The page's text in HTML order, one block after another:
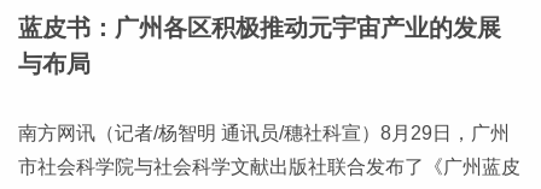
蓝皮书：广州各区积极推动元宇宙产业的发展
与布局
南方网讯（记者/杨智明 通讯员/穗社科宣）8月29日，广州
市社会科学院与社会科学文献出版社联合发布了《广州蓝皮